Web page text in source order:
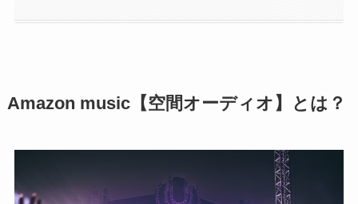
Amazon music【空間オーディオ】とは？